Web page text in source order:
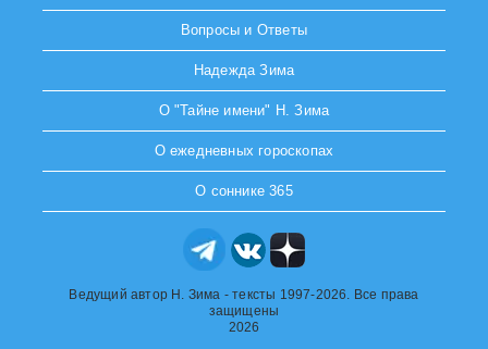
Вопросы и Ответы
Надежда Зима
О "Тайне имени" Н. Зима
О ежедневных гороскопах
О соннике 365
Ведущий автор Н. Зима - тексты 1997-2026. Все права
защищены
2026